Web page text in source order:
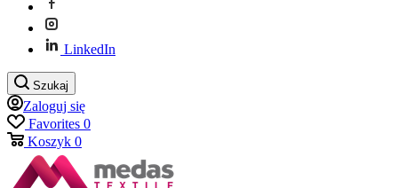
LinkedIn
Szukaj
Zaloguj się
Favorites 0
Koszyk 0